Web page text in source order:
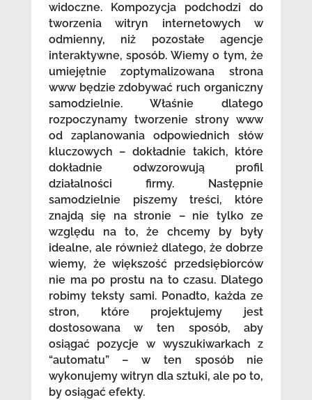
widoczne. Kompozycja podchodzi do
tworzenia witryn internetowych w
odmienny, niż pozostałe agencje
interaktywne, sposób. Wiemy o tym, że
umiejętnie zoptymalizowana strona
www będzie zdobywać ruch organiczny
samodzielnie. Właśnie dlatego
rozpoczynamy tworzenie strony www
od zaplanowania odpowiednich słów
kluczowych – dokładnie takich, które
dokładnie odwzorowują profil
działalności firmy. Następnie
samodzielnie piszemy treści, które
znajdą się na stronie – nie tylko ze
względu na to, że chcemy by były
idealne, ale również dlatego, że dobrze
wiemy, że większość przedsiębiorców
nie ma po prostu na to czasu. Dlatego
robimy teksty sami. Ponadto, każda ze
stron, które projektujemy jest
dostosowana w ten sposób, aby
osiągać pozycje w wyszukiwarkach z
“automatu” – w ten sposób nie
wykonujemy witryn dla sztuki, ale po to,
by osiągać efekty.